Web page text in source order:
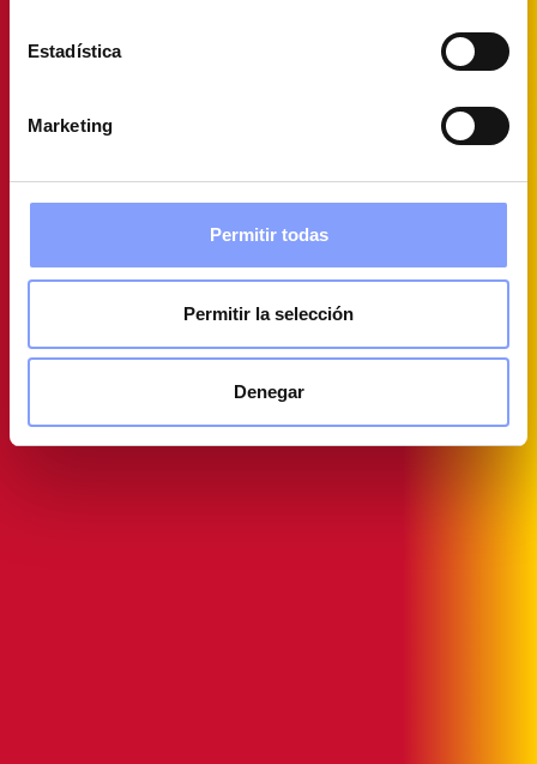
Estadística
Marketing
Permitir todas
Permitir la selección
Denegar